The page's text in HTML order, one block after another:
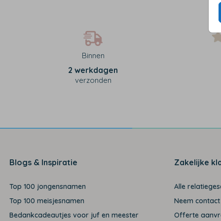
Binnen
2 werkdagen
verzonden
Blogs & Inspiratie
Top 100 jongensnamen
Top 100 meisjesnamen
Bedankcadeautjes voor juf en meester
Zakelijke
Alle
Neem
Offerte